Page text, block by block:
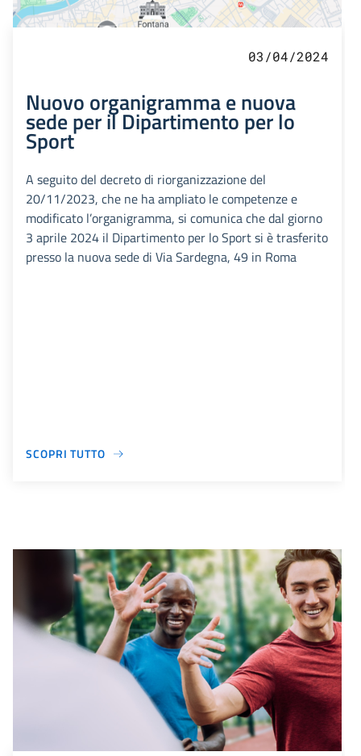
03/04/2024
Nuovo organigramma e nuova
sede per il Dipartimento per lo
Sport
A seguito del decreto di riorganizzazione del
20/11/2023, che ne ha ampliato le competenze e
modificato l’organigramma, si comunica che dal giorno
3 aprile 2024 il Dipartimento per lo Sport si è trasferito
presso la nuova sede di Via Sardegna, 49 in Roma
SCOPRI TUTTO